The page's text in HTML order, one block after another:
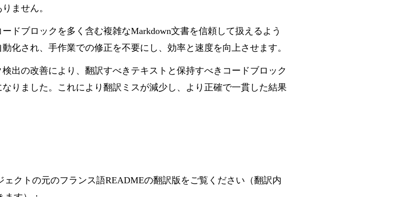
ません。
ードブロックを多く含む複雑なMarkdown文書を信頼して扱えるよう
化され、手作業での修正を不要にし、効率と速度を向上させます。
検出の改善により、翻訳すべきテキストと保持すべきコードブロック
りました。これにより翻訳ミスが減少し、より正確で一貫した結果
クトの元のフランス語READMEの翻訳版をご覧ください（翻訳内